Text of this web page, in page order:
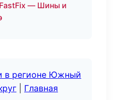
— Шины и
в регионе Южный
Главная